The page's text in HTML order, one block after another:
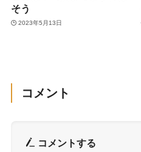
そう
2023年5月13日
コメント
コメントする